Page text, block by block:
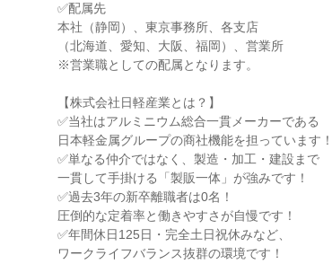
✅配属先
本社（静岡）、東京事務所、各支店
（北海道、愛知、大阪、福岡）、営業所
※営業職としての配属となります。
【株式会社日軽産業とは？】
✅当社はアルミニウム総合一貫メーカーである
日本軽金属グループの商社機能を担っています！
✅単なる仲介ではなく、製造・加工・建設まで
一貫して手掛ける「製販一体」が強みです！
✅過去3年の新卒離職者は0名！
圧倒的な定着率と働きやすさが自慢です！
✅年間休日125日・完全土日祝休みなど、
ワークライフバランス抜群の環境です！